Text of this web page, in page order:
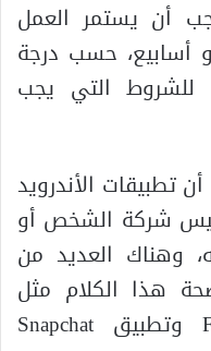
أن يستمر العمل
أسابيع، حسب درجة
للشروط التي يجب
تطبيقات الأندرويد
شركة الشخص أو
وهناك العديد من
هذا الكلام مثل
WhatsApp تطبيق Facebook وتطبيق Snapchat